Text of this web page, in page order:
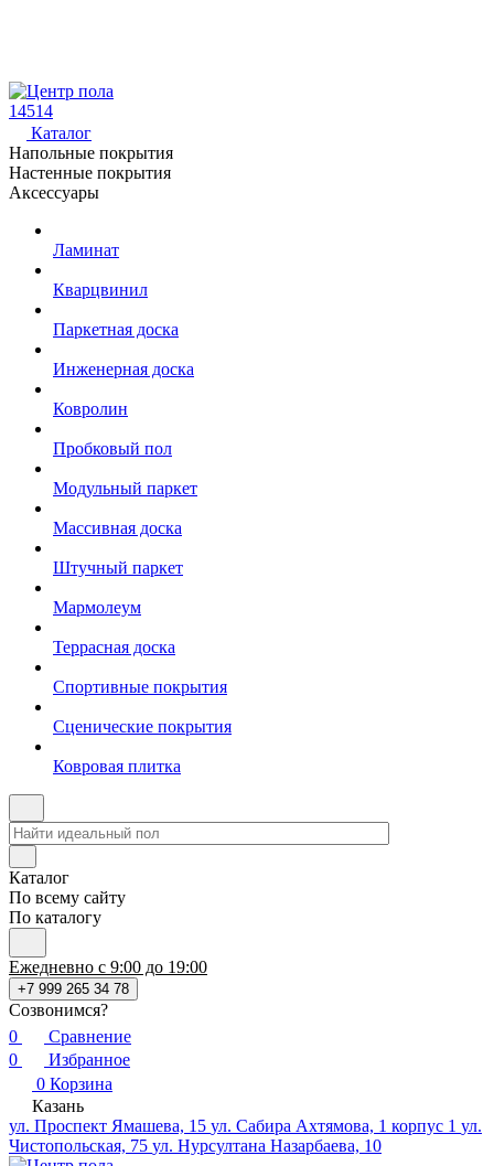
14514
Каталог
Напольные покрытия
Настенные покрытия
Аксессуары
Ламинат
Кварцвинил
Паркетная доска
Инженерная доска
Ковролин
Пробковый пол
Модульный паркет
Массивная доска
Штучный паркет
Мармолеум
Террасная доска
Спортивные покрытия
Сценические покрытия
Ковровая плитка
Каталог
По всему сайту
По каталогу
Ежедневно с 9:00 до 19:00
+7 999 265 34 78
Созвонимся?
0
Сравнение
0
Избранное
0 Корзина
Казань
ул. Проспект Ямашева, 15 ул. Сабира Ахтямова, 1 корпус 1 ул.
Чистопольская, 75 ул. Нурсултана Назарбаева, 10